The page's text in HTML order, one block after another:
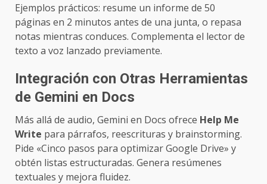
Ejemplos prácticos: resume un informe de 50
páginas en 2 minutos antes de una junta, o repasa
notas mientras conduces. Complementa el lector de
texto a voz lanzado previamente.
Integración con Otras Herramientas
de Gemini en Docs
Más allá de audio, Gemini en Docs ofrece Help Me
Write para párrafos, reescrituras y brainstorming.
Pide «Cinco pasos para optimizar Google Drive» y
obtén listas estructuradas. Genera resúmenes
textuales y mejora fluidez.